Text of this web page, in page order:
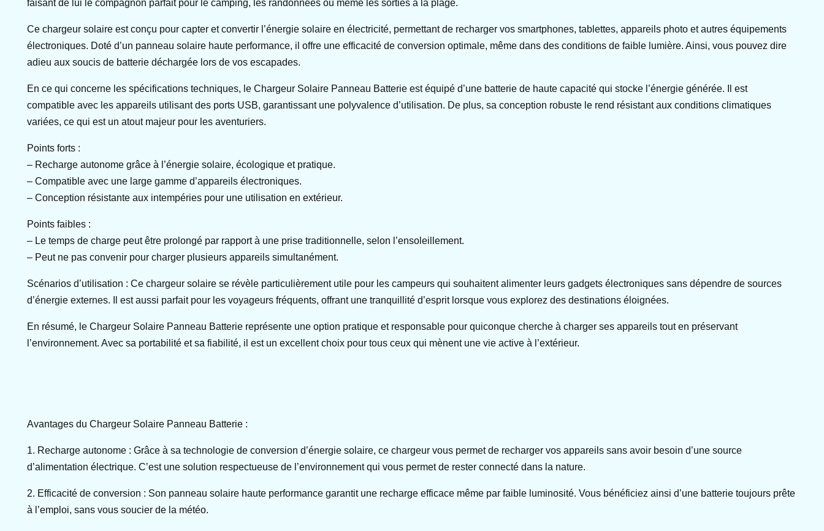
faisant de lui le compagnon parfait pour le camping, les randonnées ou même les sorties à la plage.
Ce chargeur solaire est conçu pour capter et convertir l’énergie solaire en électricité, permettant de recharger vos smartphones, tablettes, appareils photo et autres équipements
électroniques. Doté d’un panneau solaire haute performance, il offre une efficacité de conversion optimale, même dans des conditions de faible lumière. Ainsi, vous pouvez dire
adieu aux soucis de batterie déchargée lors de vos escapades.
En ce qui concerne les spécifications techniques, le Chargeur Solaire Panneau Batterie est équipé d’une batterie de haute capacité qui stocke l’énergie générée. Il est
compatible avec les appareils utilisant des ports USB, garantissant une polyvalence d’utilisation. De plus, sa conception robuste le rend résistant aux conditions climatiques
variées, ce qui est un atout majeur pour les aventuriers.
Points forts :
– Recharge autonome grâce à l’énergie solaire, écologique et pratique.
– Compatible avec une large gamme d’appareils électroniques.
– Conception résistante aux intempéries pour une utilisation en extérieur.
Points faibles :
– Le temps de charge peut être prolongé par rapport à une prise traditionnelle, selon l’ensoleillement.
– Peut ne pas convenir pour charger plusieurs appareils simultanément.
Scénarios d’utilisation : Ce chargeur solaire se révèle particulièrement utile pour les campeurs qui souhaitent alimenter leurs gadgets électroniques sans dépendre de sources
d’énergie externes. Il est aussi parfait pour les voyageurs fréquents, offrant une tranquillité d’esprit lorsque vous explorez des destinations éloignées.
En résumé, le Chargeur Solaire Panneau Batterie représente une option pratique et responsable pour quiconque cherche à charger ses appareils tout en préservant
l’environnement. Avec sa portabilité et sa fiabilité, il est un excellent choix pour tous ceux qui mènent une vie active à l’extérieur.
Avantages du Chargeur Solaire Panneau Batterie :
1. Recharge autonome : Grâce à sa technologie de conversion d’énergie solaire, ce chargeur vous permet de recharger vos appareils sans avoir besoin d’une source
d’alimentation électrique. C’est une solution respectueuse de l’environnement qui vous permet de rester connecté dans la nature.
2. Efficacité de conversion : Son panneau solaire haute performance garantit une recharge efficace même par faible luminosité. Vous bénéficiez ainsi d’une batterie toujours prête
à l’emploi, sans vous soucier de la météo.